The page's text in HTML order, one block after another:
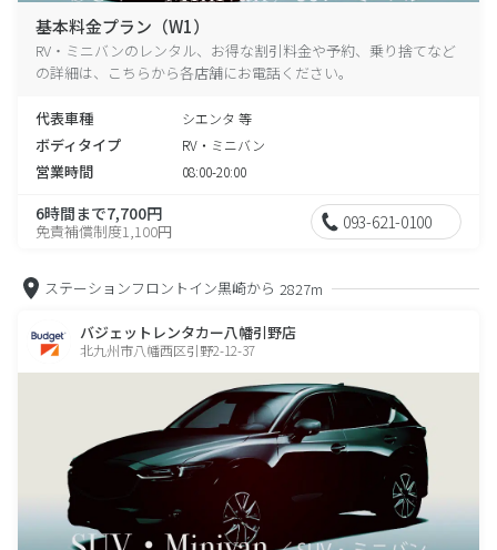
基本料金プラン（W1）
RV・ミニバンのレンタル、お得な割引料金や予約、乗り捨てなど
の詳細は、こちらから各店舗にお電話ください。
代表車種 シエンタ 等
ボディタイプ RV・ミニバン
営業時間 08:00-20:00
6時間まで7,700円
免責補償制度1,100円 093-621-0100
ステーションフロントイン黒崎から 2827m
バジェットレンタカー八幡引野店
北九州市八幡西区引野2-12-37